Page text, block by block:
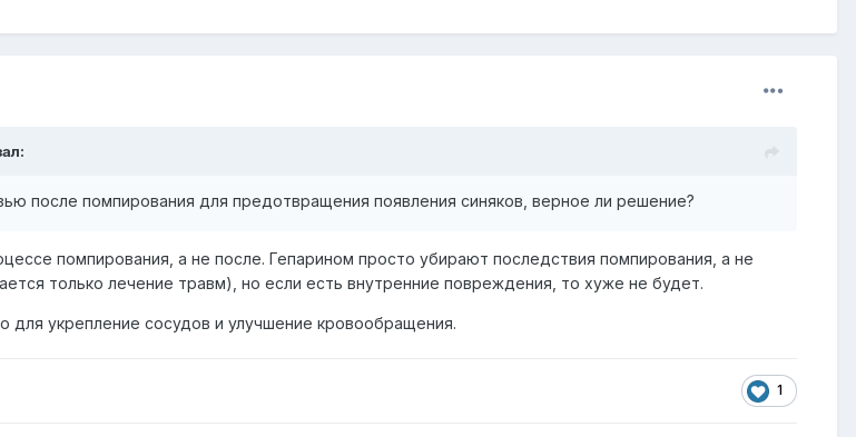
после помпирования для предотвращения появления синяков, верное ли решение?
помпирования, а не после. Гепарином просто убирают последствия помпирования, а не
только лечение травм), но если есть внутренние повреждения, то хуже не будет.
для укрепление сосудов и улучшение кровообращения.
1